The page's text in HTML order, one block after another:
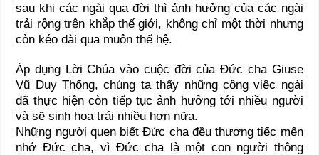
sau khi các ngài qua đời thì ảnh hưởng của các ngài
trải rộng trên khắp thế giới, không chỉ một thời nhưng
còn kéo dài qua muôn thế hệ.
Áp dụng Lời Chúa vào cuộc đời của Đức cha Giuse
Vũ Duy Thống, chúng ta thấy những công việc ngài
đã thực hiện còn tiếp tục ảnh hưởng tới nhiều người
và sẽ sinh hoa trái nhiều hơn nữa.
Những người quen biết Đức cha đều thương tiếc mến
nhớ Đức cha, vì Đức cha là một con người thông